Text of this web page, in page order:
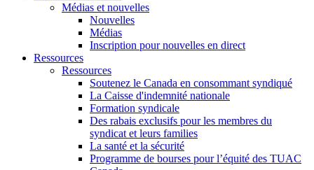
Médias et nouvelles
Nouvelles
Médias
Inscription pour nouvelles en direct
Ressources
Ressources
Soutenez le Canada en consommant syndiqué
La Caisse d'indemnité nationale
Formation syndicale
Des rabais exclusifs pour les membres du
syndicat et leurs families
La santé et la sécurité
Programme de bourses pour l’équité des TUAC